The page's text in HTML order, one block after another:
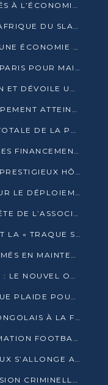
DES FUTURS JOURNALISTES INITIÉS À L’ÉCONOMIE BLEUE DURABLE
LE CONGO SACRÉ CHAMPION D’AFRIQUE DU SLAM 2025
LA VISION DU CONGO AXÉE SUR UNE ÉCONOMIE BAS CARBONE AU RENDEZ-VOUS DE MONACO 2025
RECONNAISSANCE : HONNEUR À PARIS POUR MAIXENT RAOUL OMINGA
CANAL+ RELANCE LA CHAÎNE CAN ET DÉVOILE UNE OFFRE EXCEPTIONNELLE POUR DÉCEMBRE
LA DETTE DES PAYS EN DÉVELOPPEMENT ATTEINT UN SOMMET HISTORIQUE ENTRE 2022 ET 2024
L’AFRIQUE VISE L’ÉRADICATION TOTALE DE LA POLIOMYÉLITE D’ICI 2026
LA BAD PROMET D’ACCÉLÉRER SES FINANCEMENTS AVEC LE MINISTÈRE DE L’ASSAINISSEMENT
SASSOU NGUESSO INAUGURE LE PRESTIGIEUX HÔTEL KEMPINSKI BRAZZAVILLE
LE SECTEUR PRIVÉ MOBILISÉ POUR LE DÉPLOIEMENT DE 19 MINI-CENTRALES SOLAIRES
YVON SANA BANGUI PREND LA TÊTE DE L’ASSOCIATION DES BANQUES CENTRALES AFRICAINES
DENIS SASSOU-NGUESSO PROMET LA « TRAQUE SANS RELÂCHE » DU GRAND BANDITISME
13 MILITAIRES CONGOLAIS DIPLÔMÉS EN MAINTENANCE INDUSTRIELLE APRÈS TROIS ANS DE FORMATION À L’UNIVERSITÉ MARIEN-NGOUABI
« BÂTIR, SERVIR, TRANSMETTRE » : LE NOUVEL OUVRAGE QUI INTERPELLE LES COLLECTIVITÉS
SYMPOSIUM DE L’ABCA : L’AFRIQUE PLAIDE POUR UN FINANCEMENT CLIMATIQUE ÉQUITABLE
TAEKWONDO : DEUX JUNIORS CONGOLAIS À LA FINALE D’OPEN SYRIES 2025 À ABIDJAN
KINTELÉ, FUTUR HUB DE LA FORMATION FOOTBALLISTIQUE AFRICAINE ?
LA LISTE DES HÔPITAUX GÉNÉRAUX S’ALLONGE AU CONGO
JUSTICE : OUVERTURE DE LA SESSION CRIMINELLE À BRAZZAVILLE AVEC 52 DOSSIERS AU RÔLE